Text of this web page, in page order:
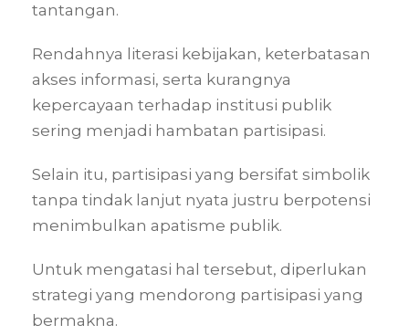
tantangan.
Rendahnya literasi kebijakan, keterbatasan
akses informasi, serta kurangnya
kepercayaan terhadap institusi publik
sering menjadi hambatan partisipasi.
Selain itu, partisipasi yang bersifat simbolik
tanpa tindak lanjut nyata justru berpotensi
menimbulkan apatisme publik.
Untuk mengatasi hal tersebut, diperlukan
strategi yang mendorong partisipasi yang
bermakna.